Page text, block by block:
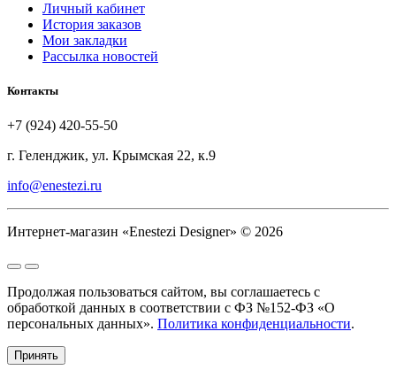
Личный кабинет
История заказов
Мои закладки
Рассылка новостей
Контакты
+7 (924) 420-55-50
г. Геленджик, ул. Крымская 22, к.9
info@enestezi.ru
Интернет-магазин «Enestezi Designer» © 2026
Продолжая пользоваться сайтом, вы соглашаетесь с
обработкой данных в соответствии с ФЗ №152-ФЗ «О
персональных данных». Политика конфиденциальности.
Принять